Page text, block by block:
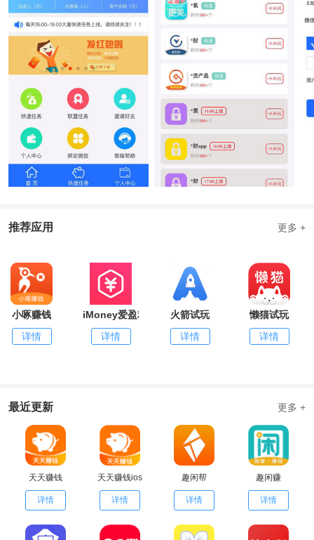
推荐应用 更多 +
小啄赚钱
详情
iMoney爱盈利
详情
火箭试玩
详情
懒猫试玩
详情
最近更新 更多 +
天天赚钱
详情
天天赚钱ios
详情
趣闲帮
详情
趣闲赚
详情